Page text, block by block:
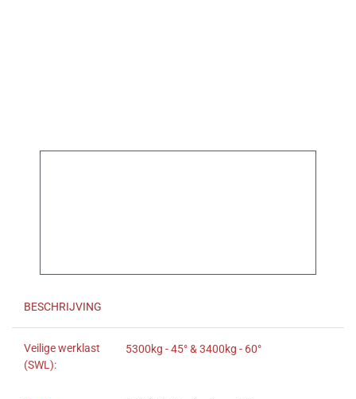
BESCHRIJVING
Veilige werklast
(SWL):
5300kg - 45° & 3400kg - 60°